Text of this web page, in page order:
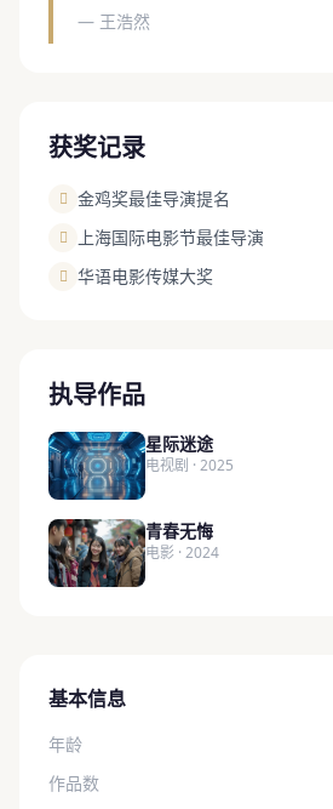
— 王浩然
获奖记录
金鸡奖最佳导演提名
上海国际电影节最佳导演
华语电影传媒大奖
执导作品
星际迷途
电视剧 · 2025
青春无悔
电影 · 2024
基本信息
年龄
作品数